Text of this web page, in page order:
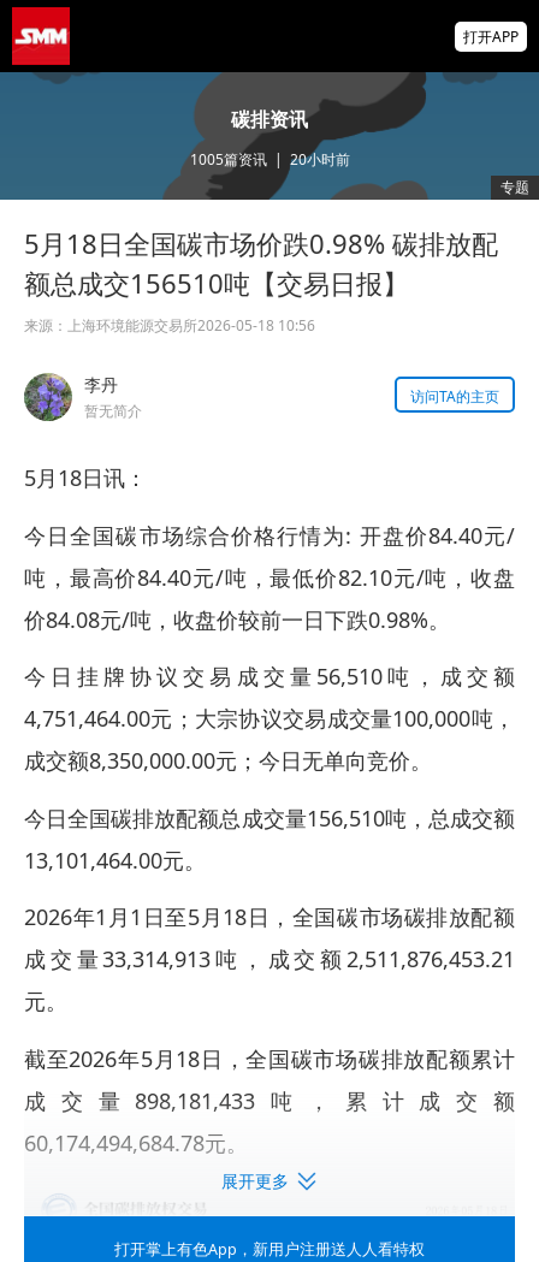
信达期货：锌锭含权贸易的多场景实战应用
为有色行业打造的神器
金属内强外弱 沪锌焦炭涨逾1% 伦沪镍、伦
锡领跌 沪金沪银涨超3%【SMM午评】
打开APP
碳排资讯
1005篇资讯| 20小时前
专题
5月18日全国碳市场价跌0.98% 碳排放配
额总成交156510吨【交易日报】
来源： 上海环境能源交易所2026-05-18 10:56
李丹
暂无简介
访问TA的主页
5月18日讯：
今日全国碳市场综合价格行情为: 开盘价84.40元/
吨，最高价84.40元/吨，最低价82.10元/吨，收盘
价84.08元/吨，收盘价较前一日下跌0.98%。
今日挂牌协议交易成交量56,510吨，成交额
4,751,464.00元；大宗协议交易成交量100,000吨，
成交额8,350,000.00元；今日无单向竞价。
今日全国碳排放配额总成交量156,510吨，总成交额
13,101,464.00元。
2026年1月1日至5月18日，全国碳市场碳排放配额
成交量33,314,913吨，成交额2,511,876,453.21
元。
截至2026年5月18日，全国碳市场碳排放配额累计
成交量898,181,433吨，累计成交额
60,174,494,684.78元。
展开更多
打开掌上有色App ，新用户注册送人人看特权